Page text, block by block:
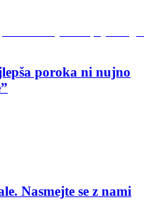
poroka ni nujno
Nasmejte se z nami